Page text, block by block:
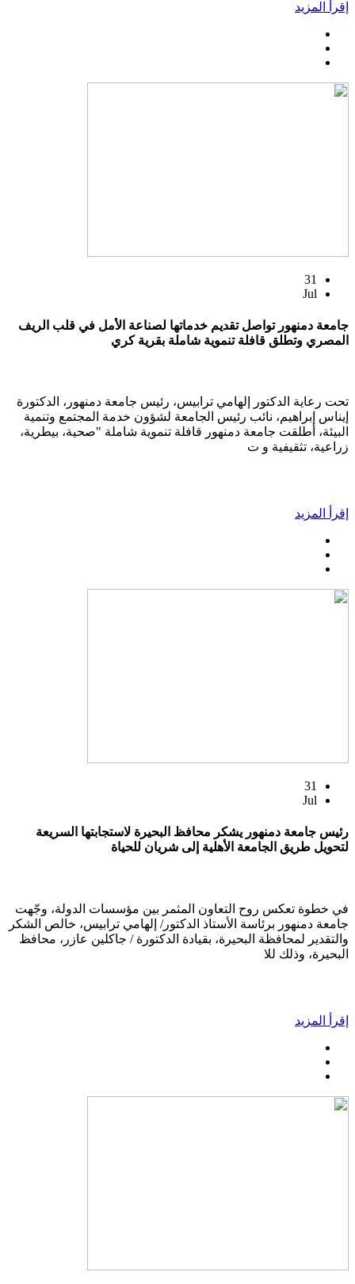
إقرأ المزيد
31
Jul
جامعة دمنهور تواصل تقديم خدماتها لصناعة الأمل في قلب الريف
المصري وتطلق قافلة تنموية شاملة بقرية كري
تحت رعاية الدكتور إلهامي ترابيس، رئيس جامعة دمنهور، الدكتورة
إيناس إبراهيم، نائب رئيس الجامعة لشؤون خدمة المجتمع وتنمية
البيئة، أطلقت جامعة دمنهور قافلة تنموية شاملة "صحية، بيطرية،
زراعية، تثقيفية و ت
إقرأ المزيد
31
Jul
رئيس جامعة دمنهور يشكر محافظ البحيرة لاستجابتها السريعة
لتحويل طريق الجامعة الأهلية إلى شريان للحياة
في خطوة تعكس روح التعاون المثمر بين مؤسسات الدولة، وجّهت
جامعة دمنهور برئاسة الأستاذ الدكتور/ إلهامي ترابيس، خالص الشكر
والتقدير لمحافظة البحيرة، بقيادة الدكتورة / جاكلين عازر، محافظ
البحيرة، وذلك للا
إقرأ المزيد